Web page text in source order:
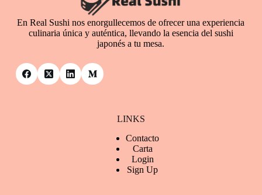
En Real Sushi nos enorgullecemos de ofrecer una experiencia
culinaria única y auténtica, llevando la esencia del sushi
japonés a tu mesa.
LINKS
Contacto
Carta
Login
Sign Up